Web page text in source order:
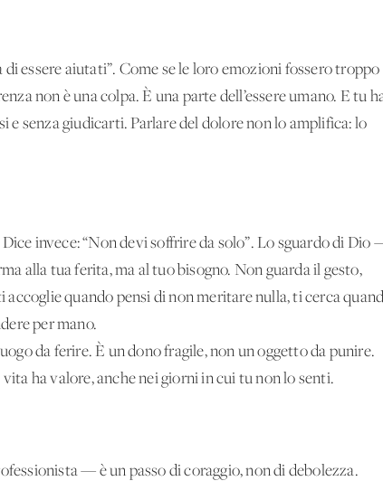
essere aiutati”. Come se le loro emozioni fossero troppo
non è una colpa. È una parte dell’essere umano. E tu
senza giudicarti. Parlare del dolore non lo amplifica: lo
invece: “Non devi soffrire da solo”. Lo sguardo di Dio
alla tua ferita, ma al tuo bisogno. Non guarda il gesto,
quando pensi di non meritare nulla, ti cerca
per mano.
da ferire. È un dono fragile, non un oggetto da punire.
ha valore, anche nei giorni in cui tu non lo senti.
— è un passo di coraggio, non di debolezza.